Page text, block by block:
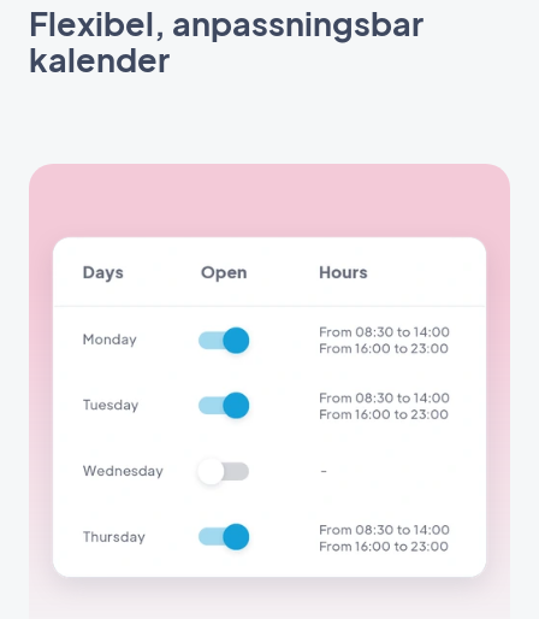
Flexibel, anpassningsbar
kalender